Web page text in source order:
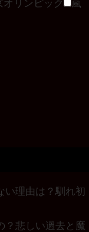
オリンピック
嵐
い理由は？馴れ初
？悲しい過去と魔